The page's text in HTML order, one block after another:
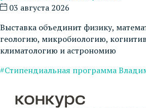
03 августа 2026
Выставка объединит физику,
геологию, микробиологию,
климатологию и астрономию
#Стипендиальная программа